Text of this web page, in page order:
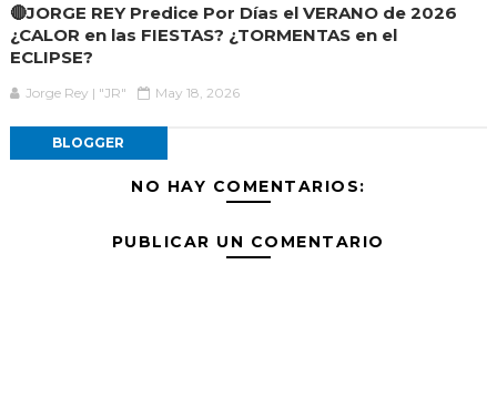
🔴JORGE REY Predice Por Días el VERANO de 2026
¿CALOR en las FIESTAS? ¿TORMENTAS en el
ECLIPSE?
Jorge Rey | "JR" May 18, 2026
BLOGGER
NO HAY COMENTARIOS:
PUBLICAR UN COMENTARIO